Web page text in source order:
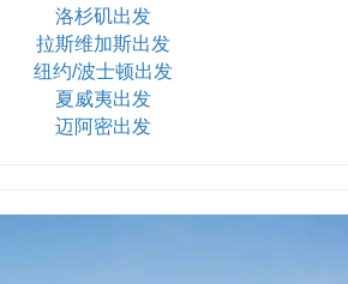
洛杉矶出发
拉斯维加斯出发
纽约/波士顿出发
夏威夷出发
迈阿密出发